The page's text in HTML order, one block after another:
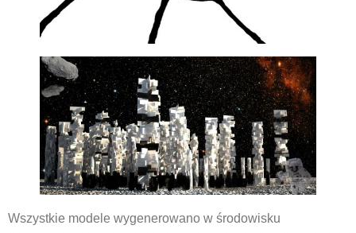
Wszystkie modele wygenerowano w środowisku